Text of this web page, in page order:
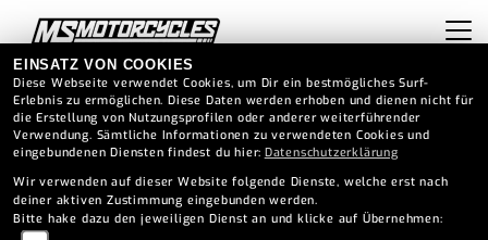
ERSATZTEIL ANFRAGE
EINSATZ VON COOKIES
Diese Webseite verwendet Cookies, um Dir ein bestmögliches Surf-
Erlebnis zu ermöglichen. Diese Daten werden erhoben und dienen nicht für
die Erstellung von Nutzungsprofilen oder anderer weiterführender
Verwendung. Sämtliche Informationen zu verwendeten Cookies und
eingebundenen Diensten findest du hier: Datenschutzerklärung
Wir verwenden auf dieser Website folgende Dienste, welche erst nach
deiner aktiven Zustimmung eingebunden werden.
Bitte hake dazu den jeweiligen Dienst an und klicke auf Übernehmen: